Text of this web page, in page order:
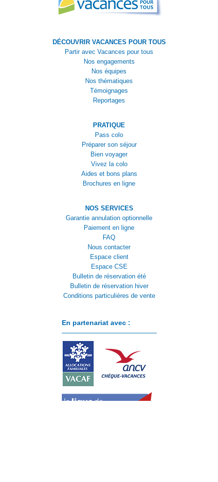
DÉCOUVRIR VACANCES POUR TOUS
Partir avec Vacances pour tous
Nos engagements
Nos équipes
Nos thématiques
Témoignages
Reportages
PRATIQUE
Pass colo
Préparer son séjour
Bien voyager
Vivez la colo
Aides et bons plans
Brochures en ligne
NOS SERVICES
Garantie annulation optionnelle
Paiement en ligne
FAQ
Nous contacter
Espace client
Espace CSE
Bulletin de réservation été
Bulletin de réservation hiver
Conditions particulières de vente
En partenariat avec :